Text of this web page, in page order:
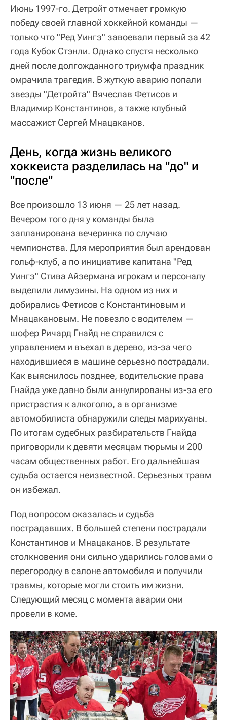
Июнь 1997-го. Детройт отмечает громкую
победу своей главной хоккейной команды —
только что "Ред Уингз" завоевали первый за 42
года Кубок Стэнли. Однако спустя несколько
дней после долгожданного триумфа праздник
омрачила трагедия. В жуткую аварию попали
звезды "Детройта" Вячеслав Фетисов и
Владимир Константинов, а также клубный
массажист Сергей Мнацаканов.
День, когда жизнь великого
хоккеиста разделилась на "до" и
"после"
Все произошло 13 июня — 25 лет назад.
Вечером того дня у команды была
запланирована вечеринка по случаю
чемпионства. Для мероприятия был арендован
гольф-клуб, а по инициативе капитана "Ред
Уингз" Стива Айзермана игрокам и персоналу
выделили лимузины. На одном из них и
добирались Фетисов с Константиновым и
Мнацакановым. Не повезло с водителем —
шофер Ричард Гнайд не справился с
управлением и въехал в дерево, из-за чего
находившиеся в машине серьезно пострадали.
Как выяснилось позднее, водительские права
Гнайда уже давно были аннулированы из-за его
пристрастия к алкоголю, а в организме
автомобилиста обнаружили следы марихуаны.
По итогам судебных разбирательств Гнайда
приговорили к девяти месяцам тюрьмы и 200
часам общественных работ. Его дальнейшая
судьба остается неизвестной. Серьезных травм
он избежал.
Под вопросом оказалась и судьба
пострадавших. В большей степени пострадали
Константинов и Мнацаканов. В результате
столкновения они сильно ударились головами о
перегородку в салоне автомобиля и получили
травмы, которые могли стоить им жизни.
Следующий месяц с момента аварии они
провели в коме.